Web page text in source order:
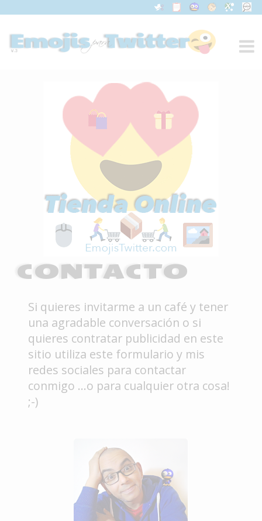
CONTACTO
Si quieres invitarme a un café y tener
una agradable conversación o si
quieres contratar publicidad en este
sitio utiliza este formulario y mis
redes sociales para contactar
conmigo ...o para cualquier otra cosa!
;-)